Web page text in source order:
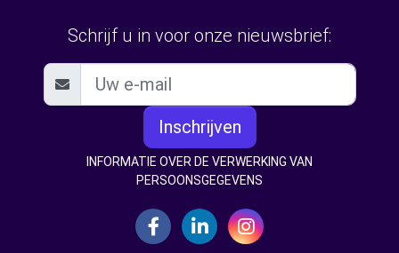
Schrijf u in voor onze nieuwsbrief:
Inschrijven
INFORMATIE OVER DE VERWERKING VAN
PERSOONSGEGEVENS